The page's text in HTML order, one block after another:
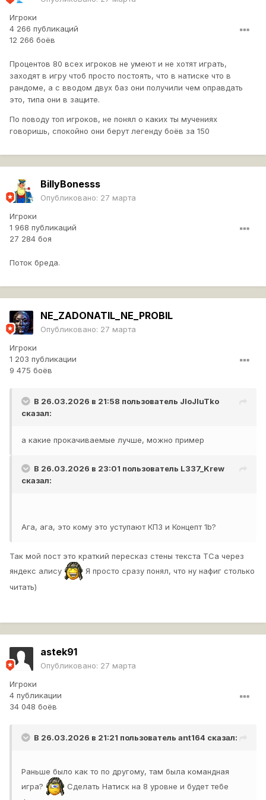
одному,для игроков ниже и средного уровня в фарм
задач (фарма голды и боновой оборудки),а для топ
игроков в еще больших страданиях для получения
натиск,это был глотком свежего воздуха после затхлого
рандома,сейчас ... ты оказываешься в еще хуже
условиях в сравнении с рандомом.
оправдывают свою стоимость будучи даже хуже чем
прокачиваемые аналоги.
На этом откланяюсь,всех обнял приподнял.Постарался
без эмоционально описать то что нагорело.
Игроки
4 266 публикаций
12 266 боёв
Процентов 80 всех игроков не умеют и не хотят играть,
заходят в игру чтоб просто постоять, что в натиске что в
рандоме, а с вводом двух баз они получили чем оправдать
это, типа они в защите.
По поводу топ игроков, не понял о каких ты мучениях
говоришь, спокойно они берут легенду боёв за 150
BillyBonesss
Опубликовано: 27 марта
Игроки
1 968 публикаций
27 284 боя
Поток бреда.
NE_ZADONATIL_NE_PROBIL
Опубликовано: 27 марта
Игроки
1 203 публикации
9 475 боёв
В 26.03.2026 в 21:58 пользователь JloJluTko
сказал:
а какие прокачиваемые лучше, можно пример
В 26.03.2026 в 23:01 пользователь L337_Krew
сказал:
Ага, ага, это кому это уступают КПЗ и Концепт 1b?
Так мой пост это краткий пересказ стены текста ТСа через
яндекс алису
Я просто сразу понял, что ну нафиг столько
читать)
astek91
Опубликовано: 27 марта
Игроки
4 публикации
34 048 боёв
В 26.03.2026 в 21:21 пользователь ant164 сказал:
Раньше было как то по другому, там была командная
игра?
Сделать Натиск на 8 уровне и будет тебе